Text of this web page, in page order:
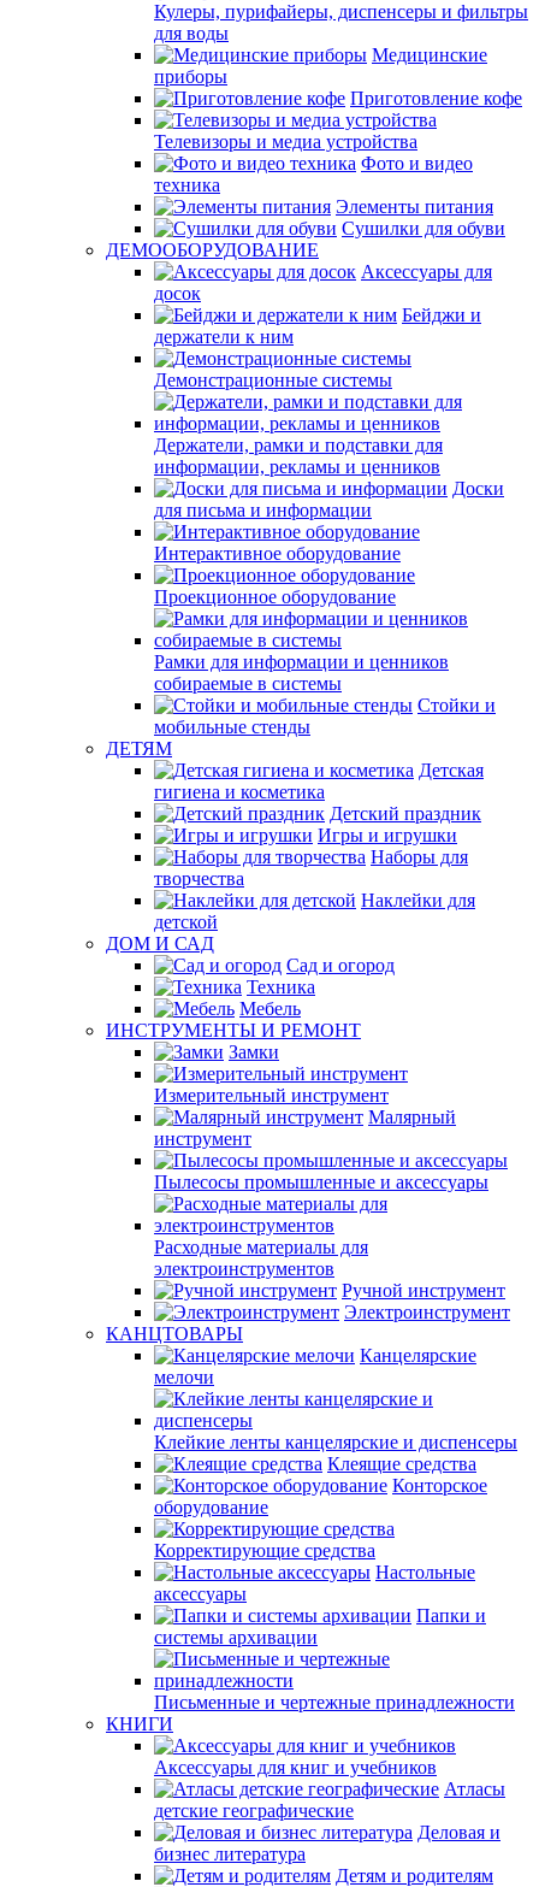
Кулеры, пурифайеры, диспенсеры и фильтры
для воды
Медицинские
приборы
Приготовление кофе
Телевизоры и медиа устройства
Фото и видео
техника
Элементы питания
Сушилки для обуви
ДЕМООБОРУДОВАНИЕ
Аксессуары для
досок
Бейджи и
держатели к ним
Демонстрационные системы
Держатели, рамки и подставки для
информации, рекламы и ценников
Доски
для письма и информации
Интерактивное оборудование
Проекционное оборудование
Рамки для информации и ценников
собираемые в системы
Стойки и
мобильные стенды
ДЕТЯМ
Детская
гигиена и косметика
Детский праздник
Игры и игрушки
Наборы для
творчества
Наклейки для
детской
ДОМ И САД
Сад и огород
Техника
Мебель
ИНСТРУМЕНТЫ И РЕМОНТ
Замки
Измерительный инструмент
Малярный
инструмент
Пылесосы промышленные и аксессуары
Расходные материалы для
электроинструментов
Ручной инструмент
Электроинструмент
КАНЦТОВАРЫ
Канцелярские
мелочи
Клейкие ленты канцелярские и диспенсеры
Клеящие средства
Конторское
оборудование
Корректирующие средства
Настольные
аксессуары
Папки и
системы архивации
Письменные и чертежные принадлежности
КНИГИ
Аксессуары для книг и учебников
Атласы
детские географические
Деловая и
бизнес литература
Детям и родителям